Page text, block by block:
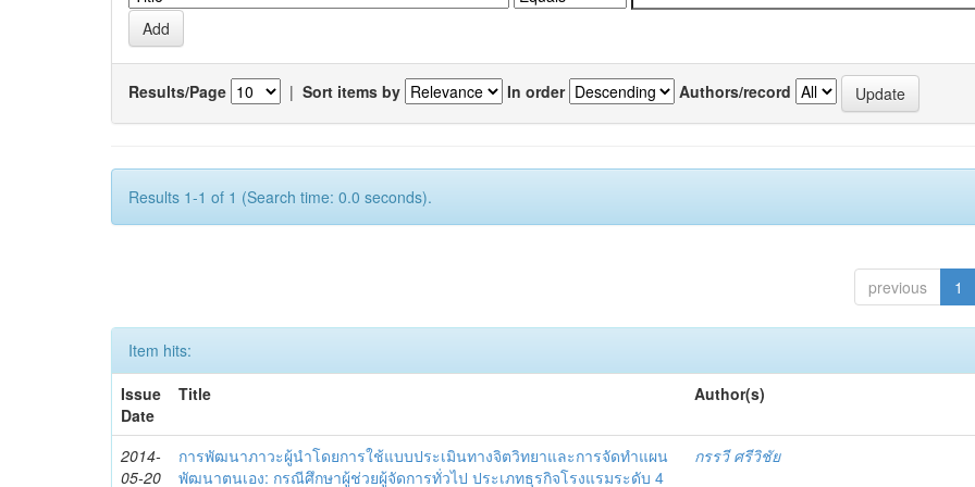
Results/Page | Sort items by In order Authors/record
Results 1-1 of 1 (Search time: 0.0 seconds).
previous 1
Item hits:
Issue
Date
Title Author(s)
2014-
05-20
การพัฒนาภาวะผู้นำโดยการใช้แบบประเมินทางจิตวิทยาและการจัดทำแผน
พัฒนาตนเอง: กรณีศึกษาผู้ช่วยผู้จัดการทั่วไป ประเภทธุรกิจโรงแรมระดับ 4
กรรวี ศรีวิชัย